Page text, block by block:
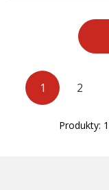
1 2
Produkty: 1